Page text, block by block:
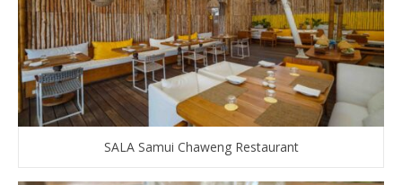
SALA Samui Chaweng Restaurant